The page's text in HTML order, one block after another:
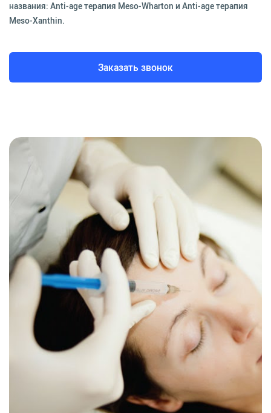
названия: Anti-age терапия Meso-Wharton и Anti-age терапия
Meso-Xanthin.
Заказать звонок